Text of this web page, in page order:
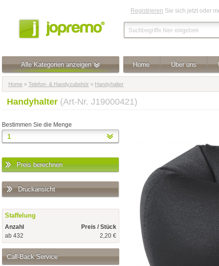
Registrieren Sie sich jetzt oder
Alle Kategorien anzeigen Home Über uns
Home » Telefon- & Handyzubehör » Handyhalter
Handyhalter (Art-Nr. J19000421)
Bestimmen Sie die Menge
Preis berechnen
Druckansicht
Staffelung
Anzahl
Preis / Stück
ab 432
2,20 €
Call-Back Service